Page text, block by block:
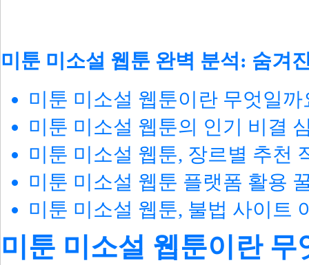
미툰 미소설 웹툰 완벽 분석: 숨겨
미툰 미소설 웹툰이란 무엇일까
미툰 미소설 웹툰의 인기 비결
미툰 미소설 웹툰, 장르별 추천
미툰 미소설 웹툰 플랫폼 활용
미툰 미소설 웹툰, 불법 사이트
미툰 미소설 웹툰이란 무